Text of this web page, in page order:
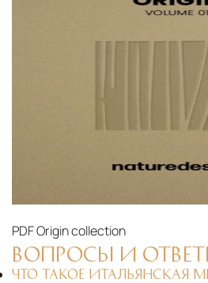
PDFOrigin collection
ВОПРОСЫ И
ЧТО ТАКОЕ ИТАЛЬЯНСКАЯ